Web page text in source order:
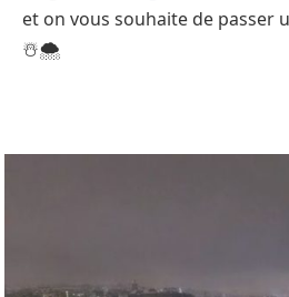
et on vous souhaite de passer
☃️🌨️